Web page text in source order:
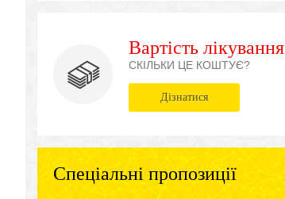
Вартість лікування
СКІЛЬКИ ЦЕ КОШТУЄ?
Дізнатися
Спеціальні пропозиції